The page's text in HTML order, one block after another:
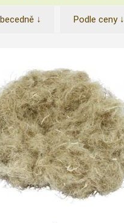
↓ Podle ceny ↓